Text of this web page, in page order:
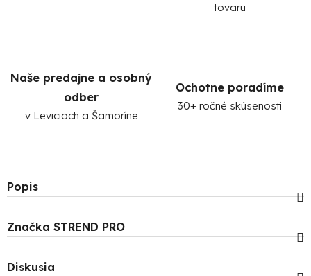
tovaru
Naše predajne a osobný
odber
v Leviciach a Šamoríne
Ochotne poradíme
30+ ročné skúsenosti
Popis
Značka STREND PRO
Diskusia